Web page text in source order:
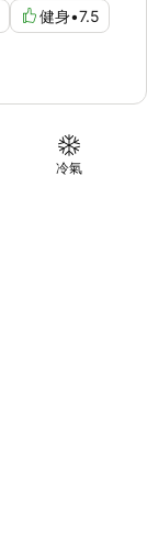
健身•7.5
冷氣